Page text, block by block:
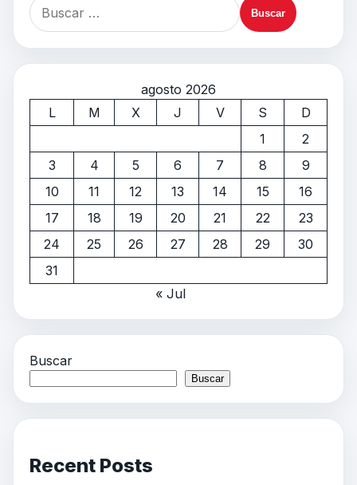
agosto 2026
L
M X J V S
D
1
2
3
4 5 6 7 8
9
10
11 12 13 14 15
16
17
18 19 20 21 22
23
24
25 26 27 28 29
30
31
« Jul
Buscar
Buscar
Recent Posts